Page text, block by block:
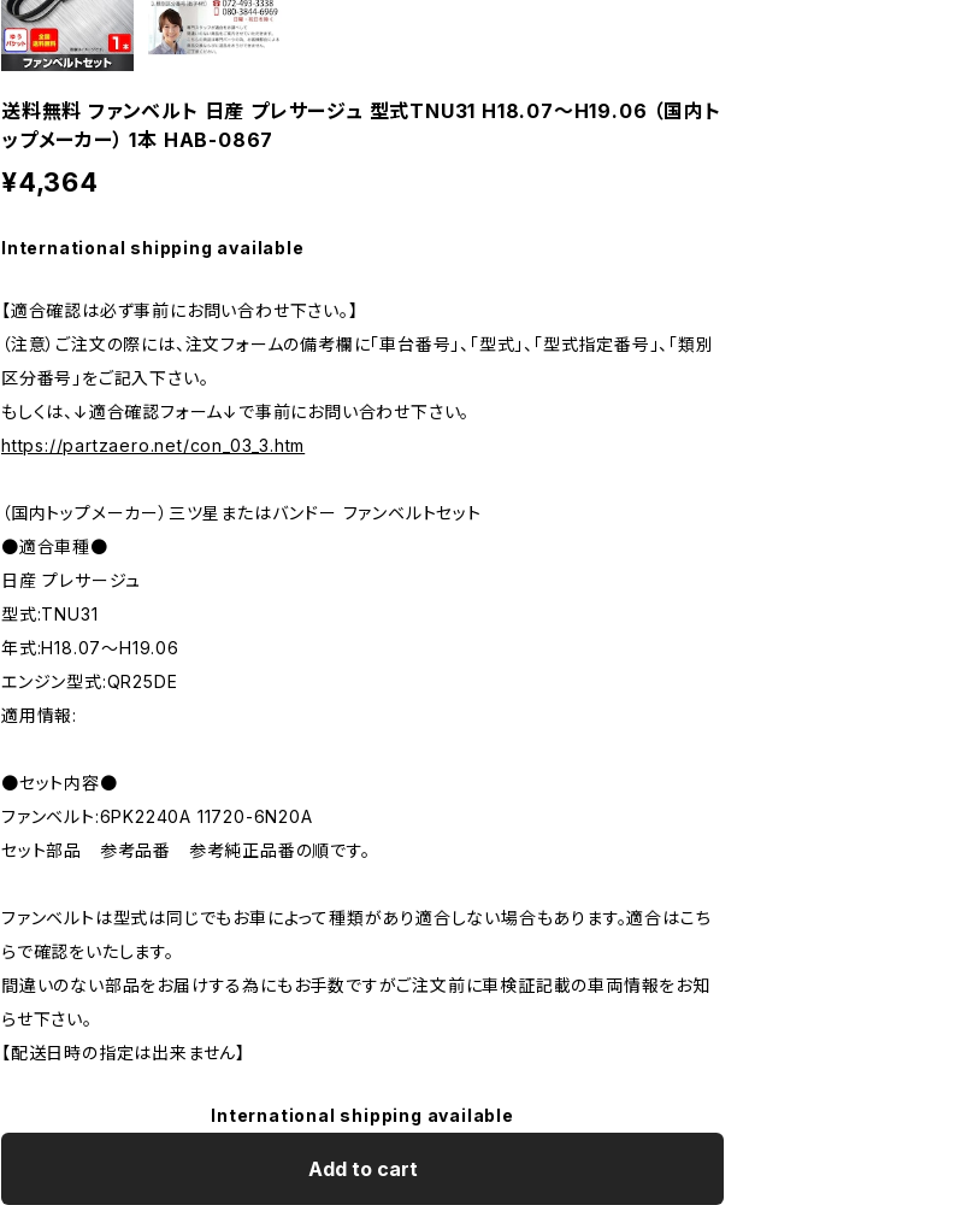
送料無料 ファンベルト 日産 プレサージュ 型式TNU31 H18.07～H19.06 （国内ト
ップメーカー） 1本 HAB-0867
¥4,364
International shipping available
【適合確認は必ず事前にお問い合わせ下さい。】
（注意）ご注文の際には、注文フォームの備考欄に「車台番号」、「型式」、「型式指定番号」、「類別
区分番号」をご記入下さい。
もしくは、↓適合確認フォーム↓で事前にお問い合わせ下さい。
https://partzaero.net/con_03_3.htm
（国内トップメーカー）三ツ星またはバンドー ファンベルトセット
●適合車種●
日産 プレサージュ
型式:TNU31
年式:H18.07～H19.06
エンジン型式:QR25DE
適用情報:
●セット内容●
ファンベルト:6PK2240A 11720-6N20A
セット部品 参考品番 参考純正品番の順です。
ファンベルトは型式は同じでもお車によって種類があり適合しない場合もあります。適合はこち
らで確認をいたします。
間違いのない部品をお届けする為にもお手数ですがご注文前に車検証記載の車両情報をお知
らせ下さい。
【配送日時の指定は出来ません】
International shipping available
Add to cart